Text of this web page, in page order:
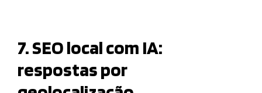
7. SEO local com IA:
respostas por